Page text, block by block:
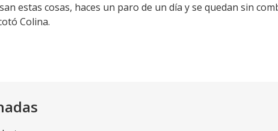
estas cosas, haces un paro de un día y se quedan sin
Colina.